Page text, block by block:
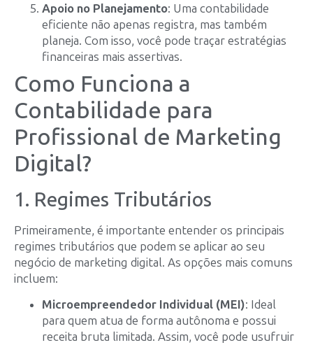
Apoio no Planejamento: Uma contabilidade
eficiente não apenas registra, mas também
planeja. Com isso, você pode traçar estratégias
financeiras mais assertivas.
Como Funciona a
Contabilidade para
Profissional de Marketing
Digital?
1. Regimes Tributários
Primeiramente, é importante entender os principais
regimes tributários que podem se aplicar ao seu
negócio de marketing digital. As opções mais comuns
incluem:
Microempreendedor Individual (MEI): Ideal
para quem atua de forma autônoma e possui
receita bruta limitada. Assim, você pode usufruir